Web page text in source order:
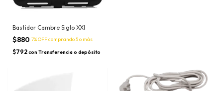
Bastidor Cambre Siglo XXI
$880 7% OFFcomprando 5 o más
$792con Transferencia o depósito